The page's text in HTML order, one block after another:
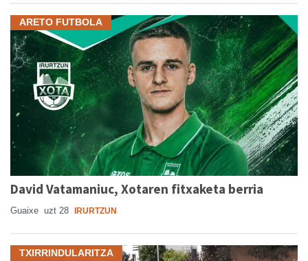
ARETO FUTBOLA
David Vatamaniuc, Xotaren fitxaketa berria
Guaixe uzt 28 IRURTZUN
TXIRRINDULARITZA